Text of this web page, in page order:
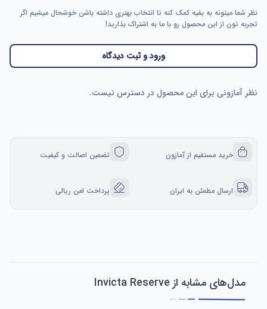
نظر شما میتونه به بقیه کمک کنه تا انتخاب بهتری داشته باشن خوشحال میشیم اگر
تجربه تون از این محصول رو با ما به اشتراک بذارید!
ورود و ثبت دیدگاه
نظر آمازونی برای این محصول در دسترس نیست.
خرید مستقیم از آمازون تضمین اصالت و کیفیت
ارسال مطمئن به ایران پرداخت امن ریالی
مدل‌های مشابه از Invicta Reserve